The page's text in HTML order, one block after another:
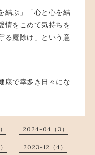
結ぶ」「心と心を結
情をこめて気持ちを
る魔除け」という意
康で幸多き日々にな
2024-04（3）
2023-12（4）